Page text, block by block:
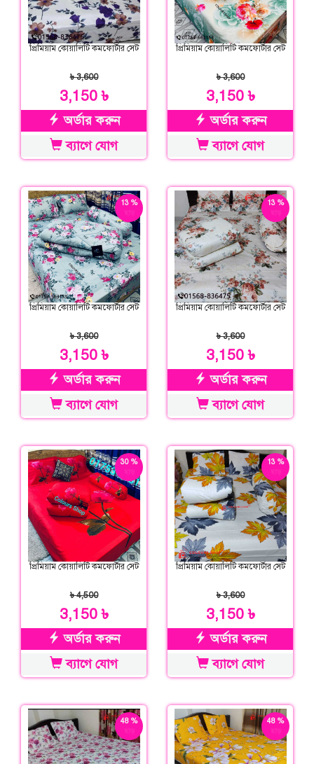
প্রিমিয়াম কোয়ালিটি কমফোর্টার সেট
৳ 3,600
3,150 ৳
অর্ডার করুন
ব্যাগে যোগ
প্রিমিয়াম কোয়ালিটি কমফোর্টার সেট
৳ 3,600
3,150 ৳
অর্ডার করুন
ব্যাগে যোগ
13 %
প্রিমিয়াম কোয়ালিটি কমফোর্টার সেট
৳ 3,600
3,150 ৳
অর্ডার করুন
ব্যাগে যোগ
13 %
প্রিমিয়াম কোয়ালিটি কমফোর্টার সেট
৳ 3,600
3,150 ৳
অর্ডার করুন
ব্যাগে যোগ
30 %
প্রিমিয়াম কোয়ালিটি কমফোর্টার সেট
৳ 4,500
3,150 ৳
অর্ডার করুন
ব্যাগে যোগ
13 %
প্রিমিয়াম কোয়ালিটি কমফোর্টার সেট
৳ 3,600
3,150 ৳
অর্ডার করুন
ব্যাগে যোগ
48 %
48 %